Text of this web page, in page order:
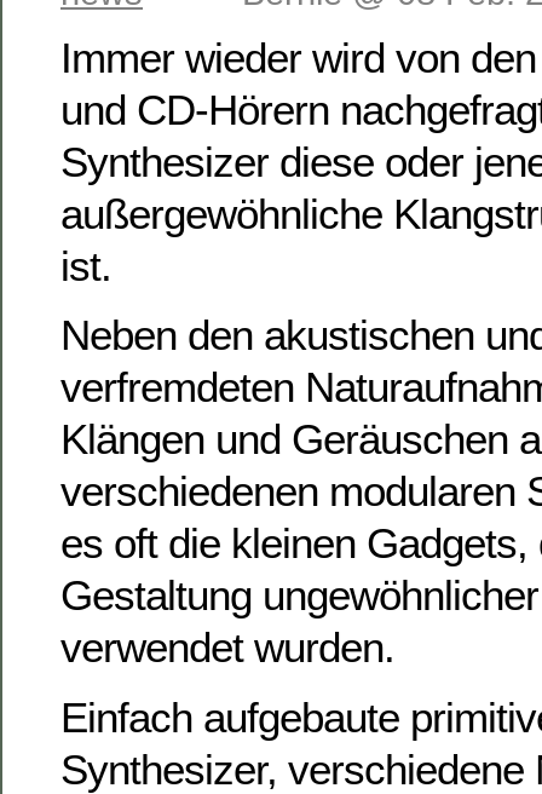
Immer wieder wird von
und CD-Hörern
Synthesizer diese oder
außergewöhnliche
ist.
Neben den akustischen
verfremdeten
Klängen und Geräuschen
verschiedenen modularen
es oft die kleinen Gadgets,
Gestaltung
verwendet wurden.
Einfach aufgebaute
Synthesizer, verschiedene